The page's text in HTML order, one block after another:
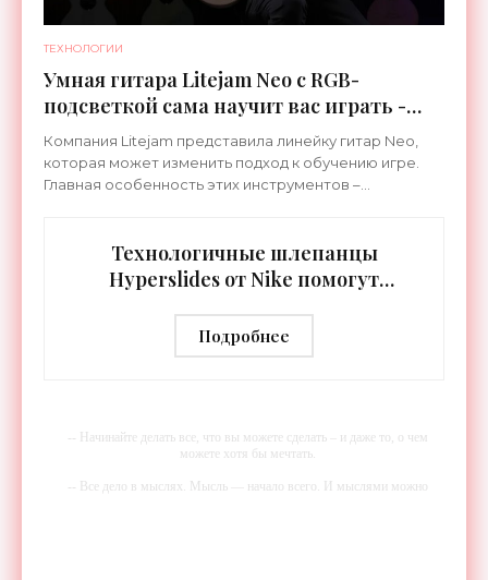
ТЕХНОЛОГИИ
Умная гитара Litejam Neo с RGB-
подсветкой сама научит вас играть -
«Гаджеты»
Компания Litejam представила линейку гитар Neo,
которая может изменить подход к обучению игре.
Главная особенность этих инструментов –
Технологичные шлепанцы
Hyperslides от Nike помогут
тренировки - «Гаджеты»
Подробнее
-- Начинайте делать все, что вы можете сделать – и даже то, о чем
можете хотя бы мечтать.
-- Все дело в мыслях. Мысль — начало всего. И мыслями можно